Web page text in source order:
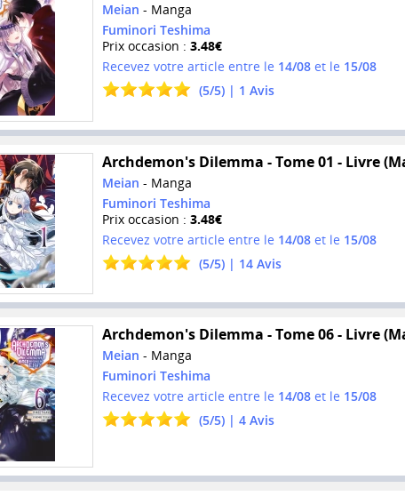
Meian - Manga
Fuminori Teshima
Prix occasion : 3.48€
Recevez votre article entre le 14/08et le 15/08
(5/5) | 1 Avis
Archdemon's Dilemma - Tome 01 - Livre
Meian - Manga
Fuminori Teshima
Prix occasion : 3.48€
Recevez votre article entre le 14/08et le 15/08
(5/5) | 14Avis
Archdemon's Dilemma - Tome 06 - Livre
Meian - Manga
Fuminori Teshima
Recevez votre article entre le 14/08et le 15/08
(5/5) | 4Avis